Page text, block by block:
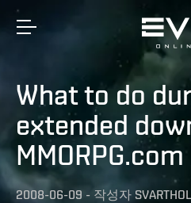
What to do
extended
2008-06-09 - 작성자 SVARTHOL